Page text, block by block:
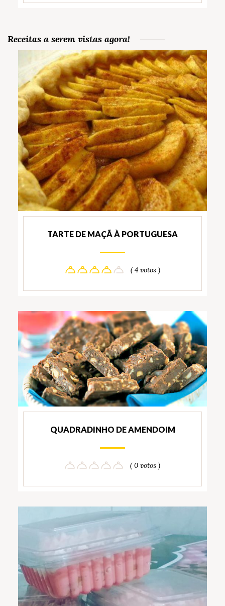
Receitas a serem vistas agora!
TARTE DE MAÇÃ À PORTUGUESA
( 4 votos )
QUADRADINHO DE AMENDOIM
( 0 votos )